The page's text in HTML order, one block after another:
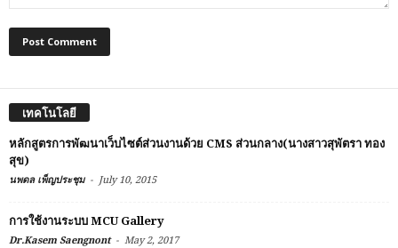
เทคโนโลยี
หลักสูตรการพัฒนาเว็บไซต์ส่วนงานด้วย CMS ส่วนกลาง(นางสาวสุพัตรา ทอง
สุข)
นพดล เพ็ญประชุม - July 10, 2015
การใช้งานระบบ MCU Gallery
Dr.Kasem Saengnont - May 2, 2017